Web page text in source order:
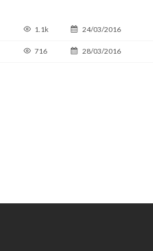
1.1k 24/03/2016
716 28/03/2016